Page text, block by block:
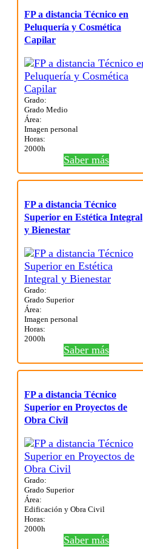
FP a distancia Técnico en
Peluquería y Cosmética
Capilar
Grado:
Grado Medio
Área:
Imagen personal
Horas:
2000h
Saber más
FP a distancia Técnico
Superior en Estética Integral
y Bienestar
Grado:
Grado Superior
Área:
Imagen personal
Horas:
2000h
Saber más
FP a distancia Técnico
Superior en Proyectos de
Obra Civil
Grado:
Grado Superior
Área:
Edificación y Obra Civil
Horas:
2000h
Saber más